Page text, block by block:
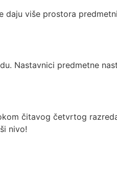
više prostora
Nastavnici predmetne
čitavog četvrtog
nivo!